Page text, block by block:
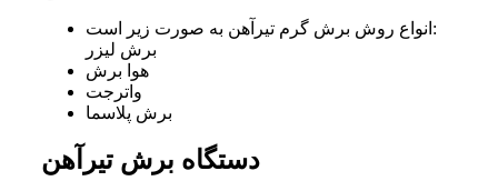
انواع روش برش گرم تیرآهن به صورت زیر است:
برش لیزر
هوا برش
واترجت
برش پلاسما
دستگاه برش تیرآهن